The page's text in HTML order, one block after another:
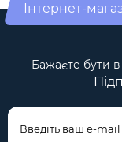
Інтернет-
Бажаєте бути в